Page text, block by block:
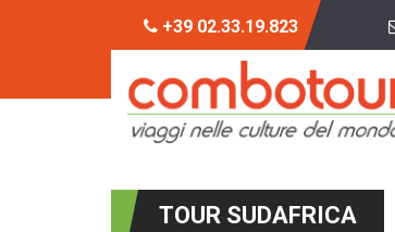
+39 02.33.19.823
TOUR SUDAFRICA